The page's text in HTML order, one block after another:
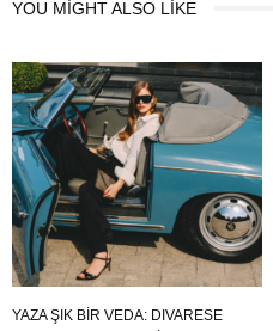
YOU MIGHT ALSO LIKE
YAZA ŞIK BIR VEDA: DIVARESE